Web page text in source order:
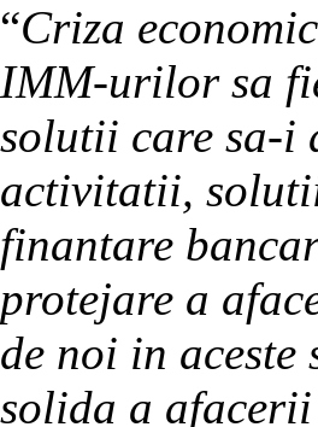
“Criza
IMM-urilor sa
solutii care sa-i
activitatii,
finantare
protejare a
de noi in
solida a